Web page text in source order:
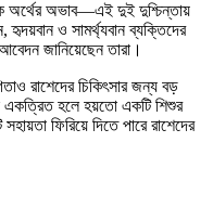
অর্থের অভাব—এই দুই দুশ্চিন্তায়
হৃদয়বান ও সামর্থ্যবান ব্যক্তিদের
জানিয়েছেন তারা।
রাশেদের চিকিৎসার জন্য বড়
হলে হয়তো একটি শিশুর
ফিরিয়ে দিতে পারে রাশেদের